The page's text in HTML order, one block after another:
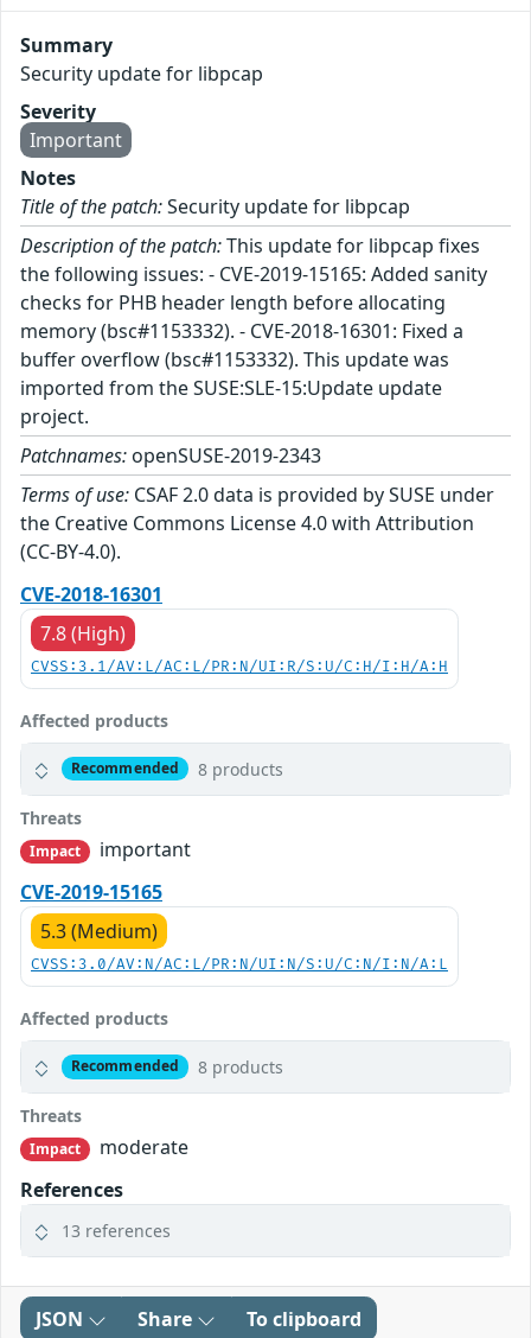
Summary
Security update for libpcap
Severity
Important
Notes
Title of the patch:Security update for libpcap
Description of the patch:This update for libpcap fixes
the following issues: - CVE-2019-15165: Added sanity
checks for PHB header length before allocating
memory (bsc#1153332). - CVE-2018-16301: Fixed a
buffer overflow (bsc#1153332). This update was
imported from the SUSE:SLE-15:Update update
project.
Patchnames: openSUSE-2019-2343
Terms of use: CSAF 2.0 data is provided by SUSE under
the Creative Commons License 4.0 with Attribution
(CC-BY-4.0).
CVE-2018-16301
7.8 (High)
CVSS:3.1/AV:L/AC:L/PR:N/UI:R/S:U/C:H/I:H/A:H
Affected products
Recommended 8 products
Threats
Impact
important
CVE-2019-15165
5.3 (Medium)
CVSS:3.0/AV:N/AC:L/PR:N/UI:N/S:U/C:N/I:N/A:L
Affected products
Recommended 8 products
Threats
Impact
moderate
References
13 references
JSON Share To clipboard